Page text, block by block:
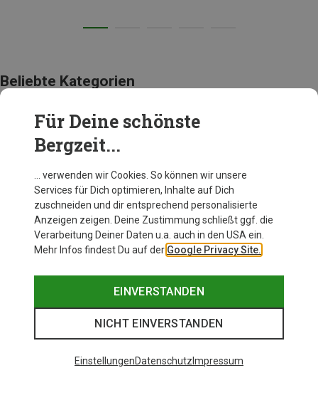
Beliebte Kategorien
ACCESSOIRES
Für Deine schönste
Bergzeit...
… verwenden wir Cookies. So können wir unsere
Services für Dich optimieren, Inhalte auf Dich
zuschneiden und dir entsprechend personalisierte
Anzeigen zeigen. Deine Zustimmung schließt ggf. die
Verarbeitung Deiner Daten u.a. auch in den USA ein.
Mehr Infos findest Du auf der Google Privacy Site.
EINVERSTANDEN
NICHT EINVERSTANDEN
EinstellungenDatenschutz Impressum